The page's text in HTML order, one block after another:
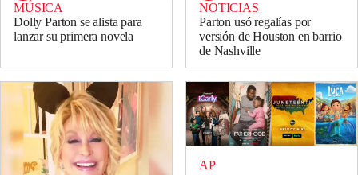
MÚSICA
Dolly Parton se alista para
lanzar su primera novela
NOTICIAS
Parton usó regalías por
versión de Houston en barrio
de Nashville
AP